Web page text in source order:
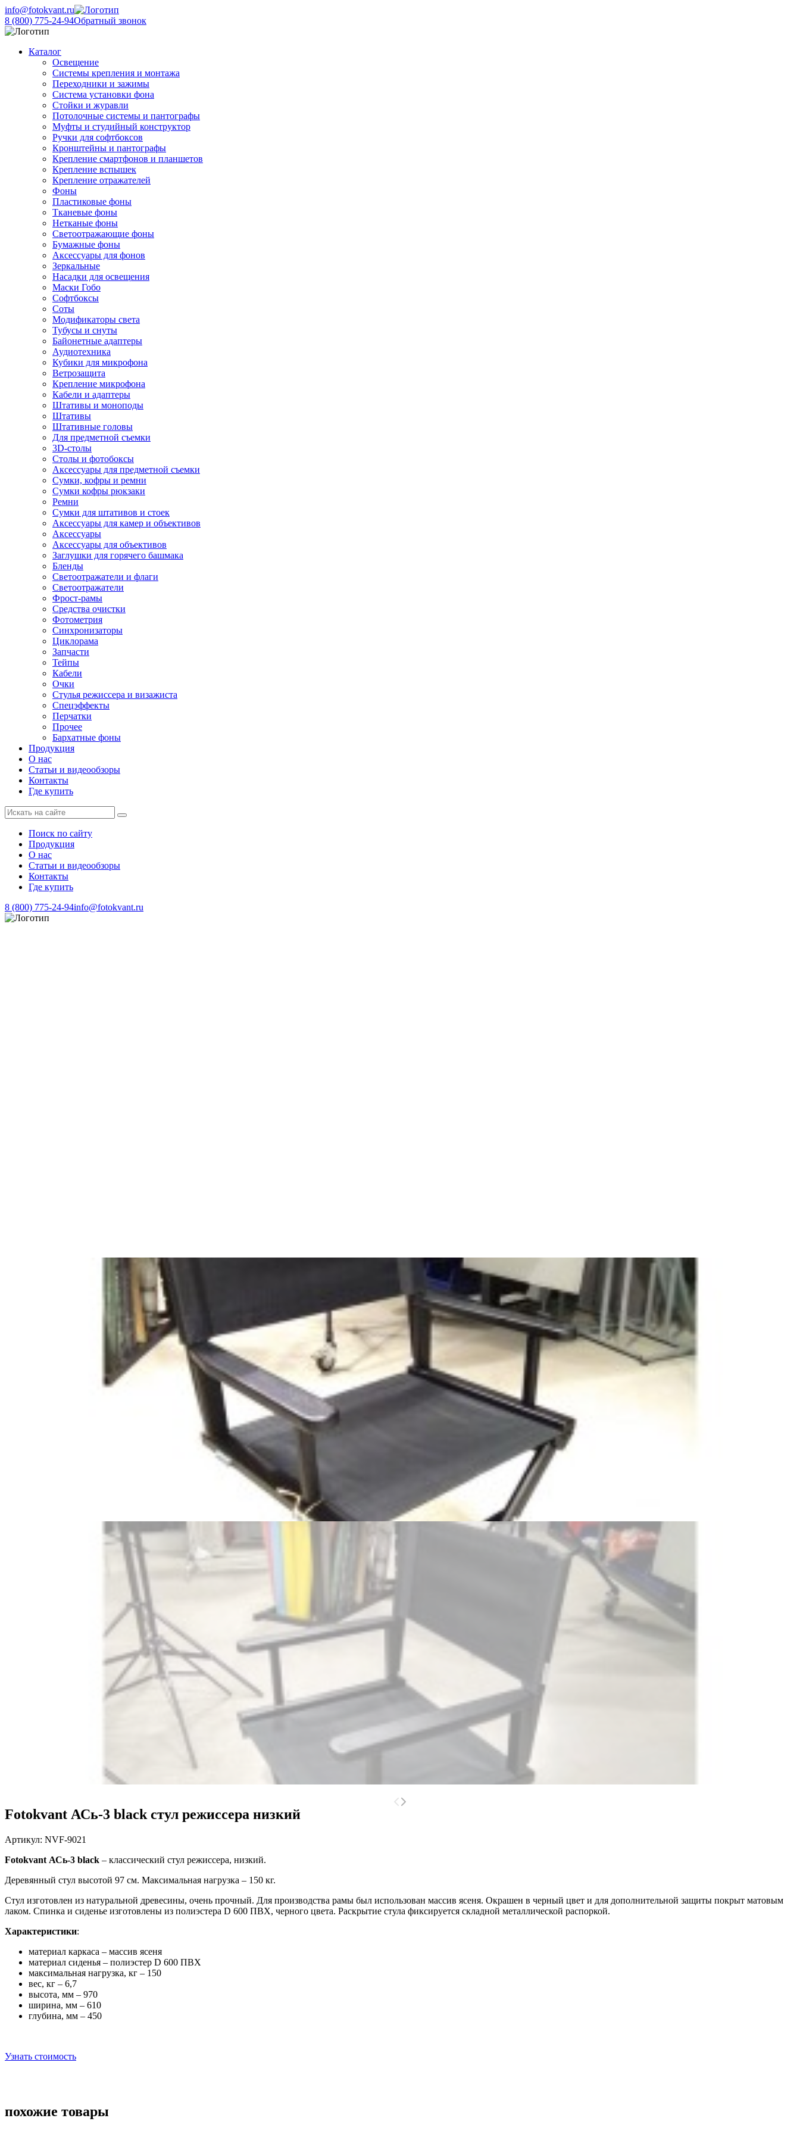
info@fotokvant.ru
8 (800) 775-24-94Обратный звонок
Каталог
Освещение
Системы крепления и монтажа
Переходники и зажимы
Система установки фона
Стойки и журавли
Потолочные системы и пантографы
Муфты и студийный конструктор
Ручки для софтбоксов
Кронштейны и пантографы
Крепление смартфонов и планшетов
Крепление вспышек
Крепление отражателей
Фоны
Пластиковые фоны
Тканевые фоны
Нетканые фоны
Светоотражающие фоны
Бумажные фоны
Аксессуары для фонов
Зеркальные
Насадки для освещения
Маски Гобо
Софтбоксы
Соты
Модификаторы света
Тубусы и снуты
Байонетные адаптеры
Аудиотехника
Кубики для микрофона
Ветрозащита
Крепление микрофона
Кабели и адаптеры
Штативы и моноподы
Штативы
Штативные головы
Для предметной съемки
3D-столы
Столы и фотобоксы
Аксессуары для предметной съемки
Сумки, кофры и ремни
Сумки кофры рюкзаки
Ремни
Сумки для штативов и стоек
Аксессуары для камер и объективов
Аксессуары
Аксессуары для объективов
Заглушки для горячего башмака
Бленды
Светоотражатели и флаги
Светоотражатели
Фрост-рамы
Средства очистки
Фотометрия
Синхронизаторы
Циклорама
Запчасти
Тейпы
Кабели
Очки
Стулья режиссера и визажиста
Спецэффекты
Перчатки
Прочее
Бархатные фоны
Продукция
О нас
Статьи и видеообзоры
Контакты
Где купить
Поиск по сайту
Продукция
О нас
Статьи и видеообзоры
Контакты
Где купить
8 (800) 775-24-94info@fotokvant.ru
Fotokvant АСь-3 black стул режиссера низкий
Артикул: NVF-9021
Fotokvant АСь-3 black – классический стул режиссера, низкий.
Деревянный стул высотой 97 см. Максимальная нагрузка – 150 кг.
Стул изготовлен из натуральной древесины, очень прочный. Для производства рамы был использован массив ясеня. Окрашен в черный цвет и для дополнительной защиты покрыт матовым
лаком. Спинка и сиденье изготовлены из полиэстера D 600 ПВХ, черного цвета. Раскрытие стула фиксируется складной металлической распоркой.
Характеристики:
материал каркаса – массив ясеня
материал сиденья – полиэстер D 600 ПВХ
максимальная нагрузка, кг – 150
вес, кг – 6,7
высота, мм – 970
ширина, мм – 610
глубина, мм – 450
Узнать стоимость
похожие товары